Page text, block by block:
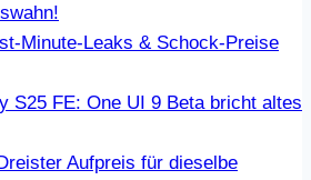
Minute-Leaks & Schock-Preise
S25 FE: One UI 9 Beta bricht altes
Aufpreis für dieselbe